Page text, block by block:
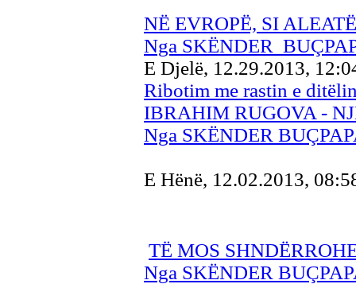
NË EVROPË, SI
Nga SKËNDER
E Djelë, 12.29.2013,
Ribotim me rastin e
IBRAHIM RUGOVA -
Nga SKËNDER
E Hënë, 12.02.2013,
TË MOS
Nga SKËNDER